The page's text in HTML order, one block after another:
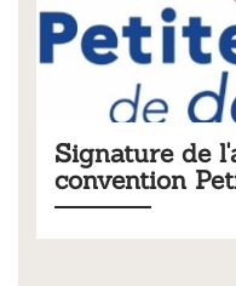
à la
de Demain